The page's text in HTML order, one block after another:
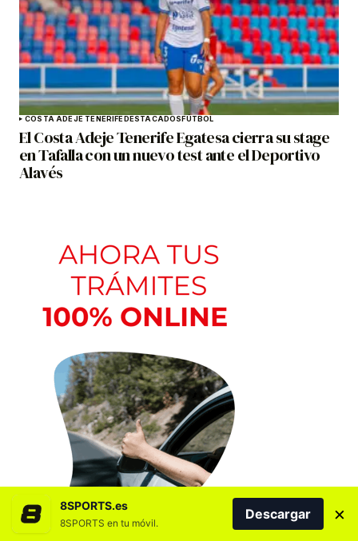
COSTA ADEJE TENERIFEDESTACADOSFÚTBOL
El Costa Adeje Tenerife Egatesa cierra su stage
en Tafalla con un nuevo test ante el Deportivo
Alavés
8SPORTS.es
8SPORTS en tu móvil.
Descargar ×